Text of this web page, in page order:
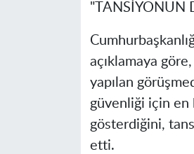
"TANSİYONUN
açıklamaya
yapılan
güvenliği için en
gösterdiğini,
etti.